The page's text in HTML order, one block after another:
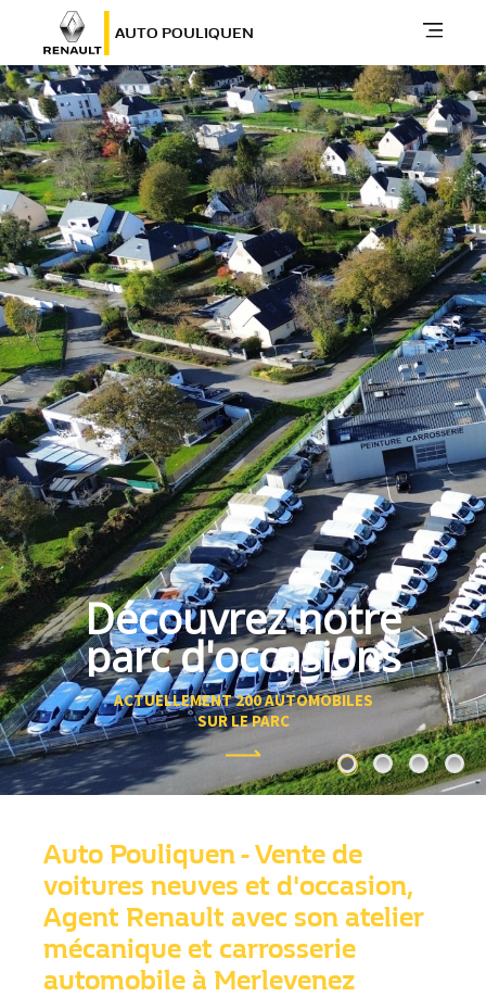
AUTO POULIQUEN
Découvrez notre
parc d'occasions
ACTUELLEMENT 200 AUTOMOBILES
SUR LE PARC
Auto Pouliquen - Vente de
voitures neuves et d'occasion,
Agent Renault avec son atelier
mécanique et carrosserie
automobile à Merlevenez